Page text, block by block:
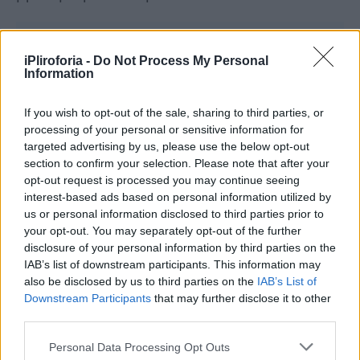
iPliroforia - Do Not Process My Personal
Information
If you wish to opt-out of the sale, sharing to third parties, or
processing of your personal or sensitive information for
targeted advertising by us, please use the below opt-out
section to confirm your selection. Please note that after your
opt-out request is processed you may continue seeing
interest-based ads based on personal information utilized by
us or personal information disclosed to third parties prior to
your opt-out. You may separately opt-out of the further
disclosure of your personal information by third parties on the
IAB’s list of downstream participants. This information may
also be disclosed by us to third parties on the IAB’s List of
Downstream Participants that may further disclose it to other
Personal Data Processing Opt Outs